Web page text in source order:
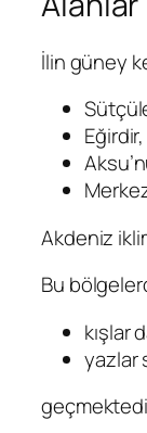
İlin güney
Eğirdir,
Akdeniz
Bu
kışlar
yazlar